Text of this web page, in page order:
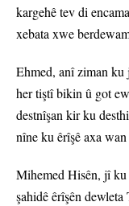
kargehê tev di
xebata xwe
Ehmed, anî ziman ku
her tiştî bikin û got
destnîşan kir ku
nîne ku êrîşê axa
Mihemed Hisên, jî ku
şahidê êrîşên